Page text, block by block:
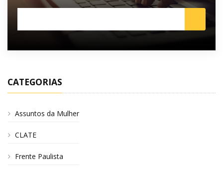
CATEGORIAS
Assuntos da Mulher
CLATE
Frente Paulista